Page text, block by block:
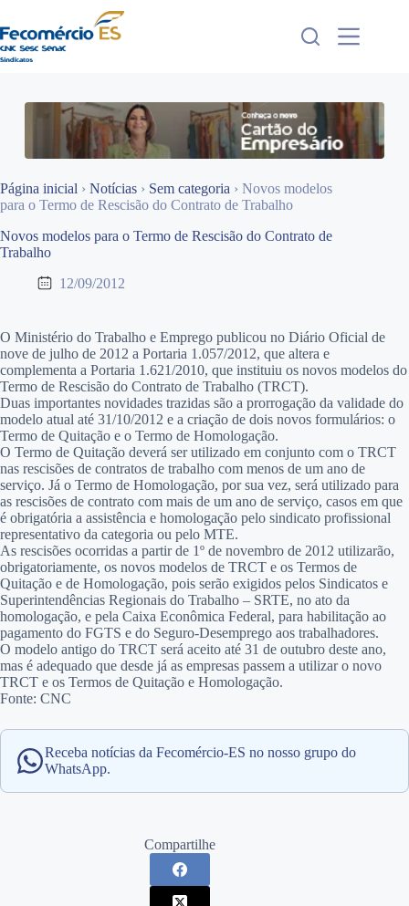
para
o
conteúdo
Página inicial › Notícias › Sem categoria › Novos modelos
para o Termo de Rescisão do Contrato de Trabalho
Novos modelos para o Termo de Rescisão do Contrato de
Trabalho
12/09/2012
O Ministério do Trabalho e Emprego publicou no Diário Oficial de
nove de julho de 2012 a Portaria 1.057/2012, que altera e
complementa a Portaria 1.621/2010, que instituiu os novos modelos do
Termo de Rescisão do Contrato de Trabalho (TRCT).
Duas importantes novidades trazidas são a prorrogação da validade do
modelo atual até 31/10/2012 e a criação de dois novos formulários: o
Termo de Quitação e o Termo de Homologação.
O Termo de Quitação deverá ser utilizado em conjunto com o TRCT
nas rescisões de contratos de trabalho com menos de um ano de
serviço. Já o Termo de Homologação, por sua vez, será utilizado para
as rescisões de contrato com mais de um ano de serviço, casos em que
é obrigatória a assistência e homologação pelo sindicato profissional
representativo da categoria ou pelo MTE.
As rescisões ocorridas a partir de 1º de novembro de 2012 utilizarão,
obrigatoriamente, os novos modelos de TRCT e os Termos de
Quitação e de Homologação, pois serão exigidos pelos Sindicatos e
Superintendências Regionais do Trabalho – SRTE, no ato da
homologação, e pela Caixa Econômica Federal, para habilitação ao
pagamento do FGTS e do Seguro-Desemprego aos trabalhadores.
O modelo antigo do TRCT será aceito até 31 de outubro deste ano,
mas é adequado que desde já as empresas passem a utilizar o novo
TRCT e os Termos de Quitação e Homologação.
Fonte: CNC
Receba notícias da Fecomércio-ES no nosso grupo do
WhatsApp.
Compartilhe